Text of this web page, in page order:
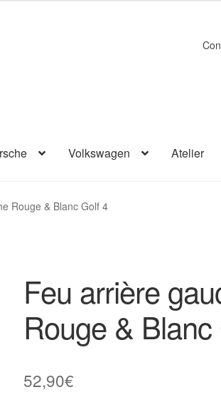
Volkswagen Atelier
Rouge & Blanc Golf 4
Feu arrière
Rouge &
52,90€